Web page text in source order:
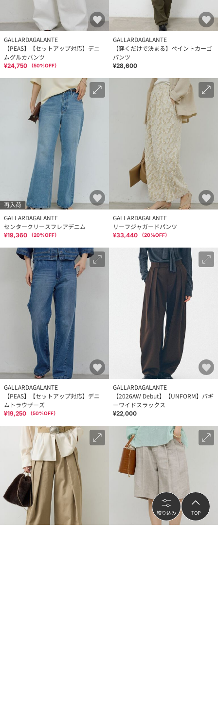
GALLARDAGALANTE
【PEAS】【セットアップ対応】デニ
ムグルカパンツ
¥24,750 （50%OFF）
GALLARDAGALANTE
【穿くだけで決まる】ペイントカーゴ
パンツ
¥28,600
再入荷
GALLARDAGALANTE
センタークリースフレアデニム
¥19,360 （20%OFF）
GALLARDAGALANTE
リーフジャガードパンツ
¥33,440 （20%OFF）
GALLARDAGALANTE
【PEAS】【セットアップ対応】デニ
ムトラウザーズ
¥19,250 （50%OFF）
GALLARDAGALANTE
【2026AW Debut】【UNFORM】バギ
ーワイドスラックス
¥22,000
絞り込み TOP